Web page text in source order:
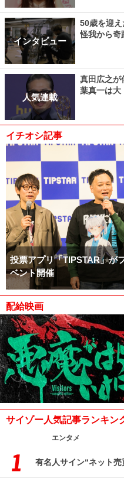
インタビュー
50歳を迎
怪我から奇
人気連載
真田広之が
葉真一は
イチオシ記事
投票アプリ「TIPSTAR」が
ベント開催
配給映画
サイゾー人気記事ランキン
エンタメ
有名人サイン“ネット売